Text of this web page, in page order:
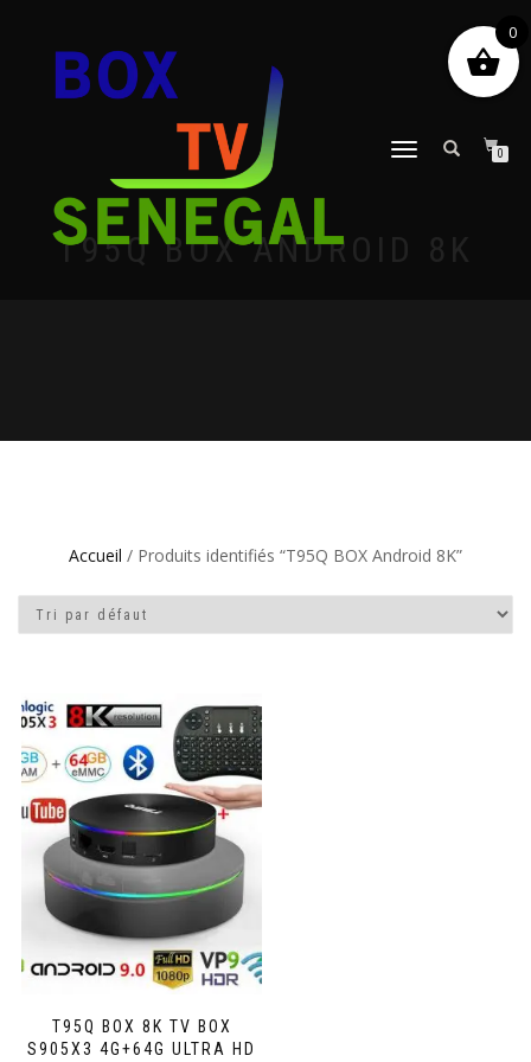
DÉPLIER
0
T95Q BOX ANDROID 8K
Accueil / Produits identifiés “T95Q BOX Android 8K”
T95Q BOX 8K TV BOX
S905X3 4G+64G ULTRA HD
0